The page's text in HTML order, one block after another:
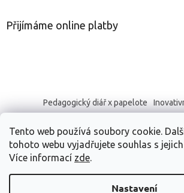
Tento web používá soubory cookie.
tohoto webu vyjadřujete souhlas s
Více informací zde.
Nastavení
Přijímáme online platby
Pedagogický diář x papelote